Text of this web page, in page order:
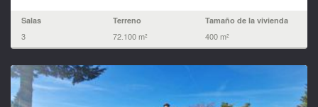
Salas
3
Terreno
72.100 m²
Tamaño de la vivienda
400 m²